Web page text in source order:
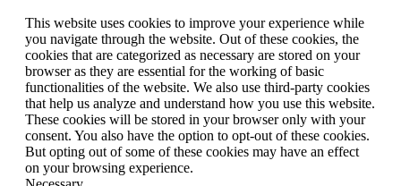
This website uses cookies to improve your experience while
you navigate through the website. Out of these cookies, the
cookies that are categorized as necessary are stored on your
browser as they are essential for the working of basic
functionalities of the website. We also use third-party cookies
that help us analyze and understand how you use this website.
These cookies will be stored in your browser only with your
consent. You also have the option to opt-out of these cookies.
But opting out of some of these cookies may have an effect
on your browsing experience.